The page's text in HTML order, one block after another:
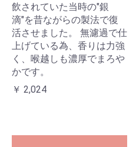
飲されていた当時の"銀
滴"を昔ながらの製法で復
活させました。 無濾過で仕
上げている為、香りは力強
く、喉越しも濃厚でまろや
かです。
￥ 2,024